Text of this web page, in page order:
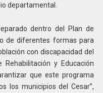
departamental.
dentro del Plan de
de diferentes formas para
con discapacidad del
y Educación
que este programa
los municipios del Cesar”,